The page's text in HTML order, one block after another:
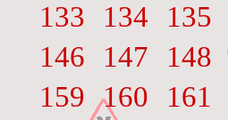
133
134 135
146
147 148
159 160 161